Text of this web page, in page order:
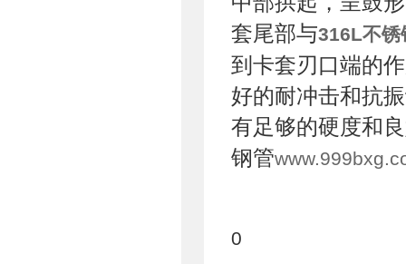
套尾部与316L不锈
到卡套刃口端的
好的耐冲击和抗
有足够的硬度和
钢管
0